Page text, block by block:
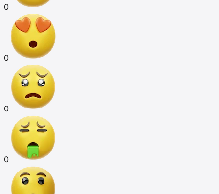
0
0
0
0